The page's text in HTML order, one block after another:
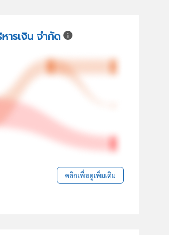
ารเงิน จำกัด
คลิกเพื่อดูเพิ่มเติม